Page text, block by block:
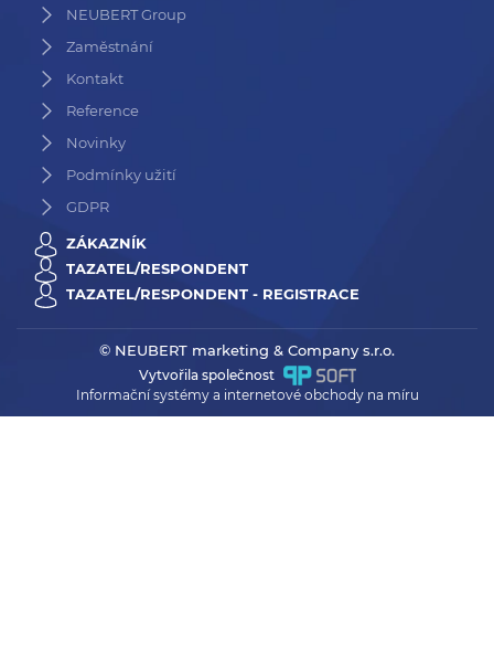
NEUBERT Group
Zaměstnání
Kontakt
Reference
Novinky
Podmínky užití
GDPR
ZÁKAZNÍK
TAZATEL/RESPONDENT
TAZATEL/RESPONDENT - REGISTRACE
© NEUBERT marketing & Company s.r.o.
Vytvořila společnost
Informační systémy a internetové obchody na míru